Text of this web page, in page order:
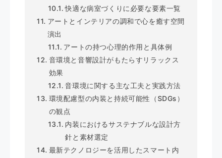
快適な病室づくりに必要な要素一覧
アートとインテリアの調和で心を癒す空間
演出
アートの持つ心理的作用と具体例
音環境と音響設計がもたらすリラックス
効果
音環境に関する主な工夫と実践方法
環境配慮型の内装と持続可能性（SDGs）
の観点
内装におけるサステナブルな設計方
針と素材選定
最新テクノロジーを活用したスマート内